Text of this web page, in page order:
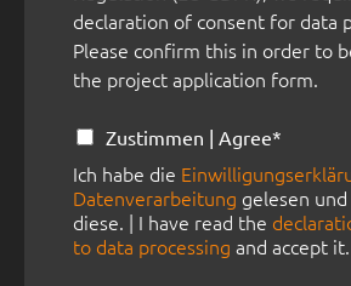
declaration of consent for data
Please confirm this in order to
the project application form.
D
t
e
n
v
Zustimmen | Agree*
Ich habe die
Datenverarbeitung gelesen
diese. | I have read the
to data processing and accept it.